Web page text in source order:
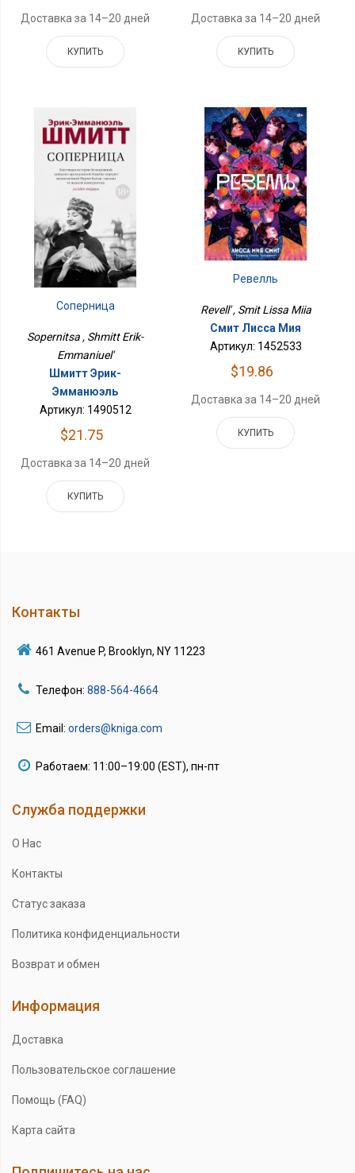
Доставка за 14–20 дней
КУПИТЬ
Доставка за 14–20 дней
КУПИТЬ
Соперница
Sopernitsa , Shmitt Erik-
Emmaniuel'
Шмитт Эрик-
Эмманюэль
Артикул: 1490512
$21.75
Доставка за 14–20 дней
КУПИТЬ
Ревелль
Revell' , Smit Lissa Miia
Смит Лисса Мия
Артикул: 1452533
$19.86
Доставка за 14–20 дней
КУПИТЬ
Контакты
461 Avenue P, Brooklyn, NY 11223
Телефон: 888-564-4664
Email: orders@kniga.com
Работаем: 11:00–19:00 (EST), пн-пт
Служба поддержки
О Нас
Контакты
Статус заказа
Политика конфиденциальности
Возврат и обмен
Информация
Доставка
Пользовательское соглашение
Помощь (FAQ)
Карта сайта